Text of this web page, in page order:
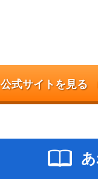
公式サイトを見る